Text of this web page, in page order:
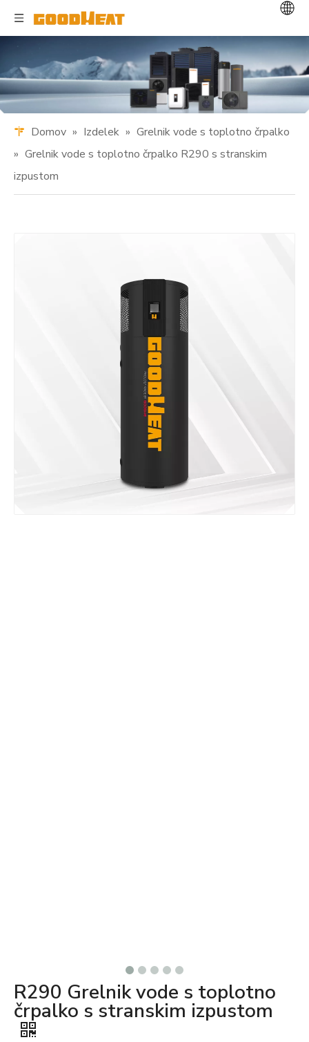
Domov » Izdelek » Grelnik vode s toplotno črpalko
» Grelnik vode s toplotno črpalko R290 s stranskim
izpustom
R290 Grelnik vode s toplotno
črpalko s stranskim izpustom